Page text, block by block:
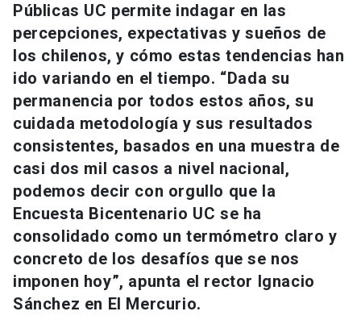
Información para keyboard_arrow_down
Futuros estudiantes
Estudiantes
Académicos
Personal
Alumni launch
Padres y familia
Vecinos
Go to english site launch
ACCESOS DIRECTOS
Admisión launch
Mi Cuenta UC launch
Mi Portal UC launch
Medios Biblioteca launch
Donaciones launch
Públicas UC permite indagar en las
percepciones, expectativas y sueños de
los chilenos, y cómo estas tendencias han
ido variando en el tiempo. “Dada su
permanencia por todos estos años, su
cuidada metodología y sus resultados
consistentes, basados en una muestra de
casi dos mil casos a nivel nacional,
podemos decir con orgullo que la
Encuesta Bicentenario UC se ha
consolidado como un termómetro claro y
concreto de los desafíos que se nos
imponen hoy”, apunta el rector Ignacio
Sánchez en El Mercurio.